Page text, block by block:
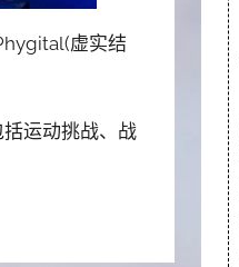
虚实结
运动挑战、战